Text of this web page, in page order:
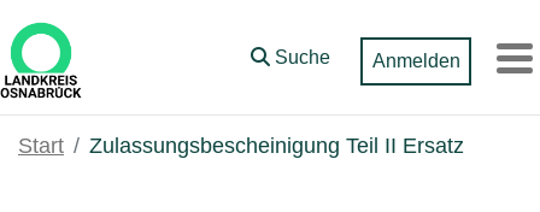
Zum Hauptinhalt springen
Suche Anmelden
Start Zulassungsbescheinigung Teil II Ersatz